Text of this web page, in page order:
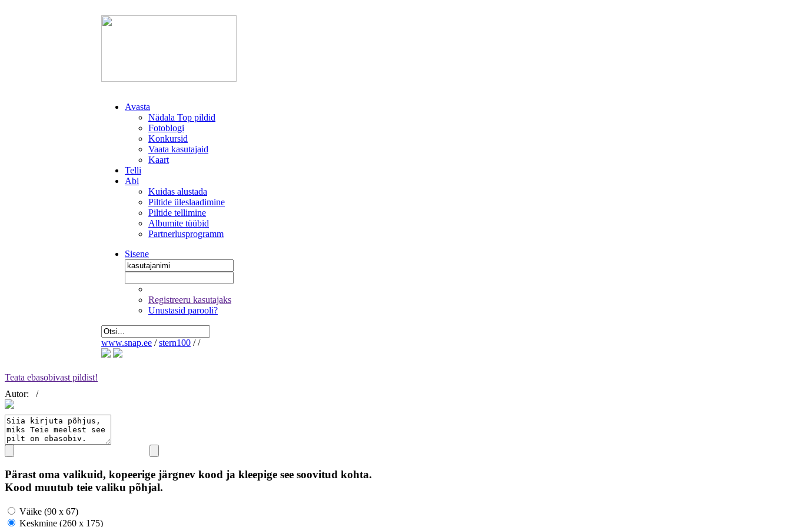
Avasta
Nädala Top pildid
Fotoblogi
Konkursid
Vaata kasutajaid
Kaart
Telli
Abi
Kuidas alustada
Piltide üleslaadimine
Piltide tellimine
Albumite tüübid
Partnerlusprogramm
Sisene
Registreeru kasutajaks
Unustasid parooli?
www.snap.ee / stern100 / /
Teata ebasobivast pildist!
Autor:
/
Pärast oma valikuid, kopeerige järgnev kood ja kleepige see soovitud kohta.
Kood muutub teie valiku põhjal.
Väike (90 x 67)
Keskmine (260 x 175)